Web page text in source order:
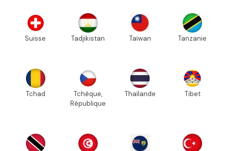
Suisse Tadjikistan Taïwan Tanzanie
Tchad
Tchèque,
République
Thaïlande Tibet